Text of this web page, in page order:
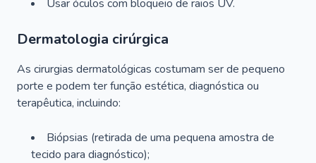
Usar óculos com bloqueio de raios UV.
Dermatologia cirúrgica
As cirurgias dermatológicas costumam ser de pequeno
porte e podem ter função estética, diagnóstica ou
terapêutica, incluindo:
Biópsias (retirada de uma pequena amostra de
tecido para diagnóstico);